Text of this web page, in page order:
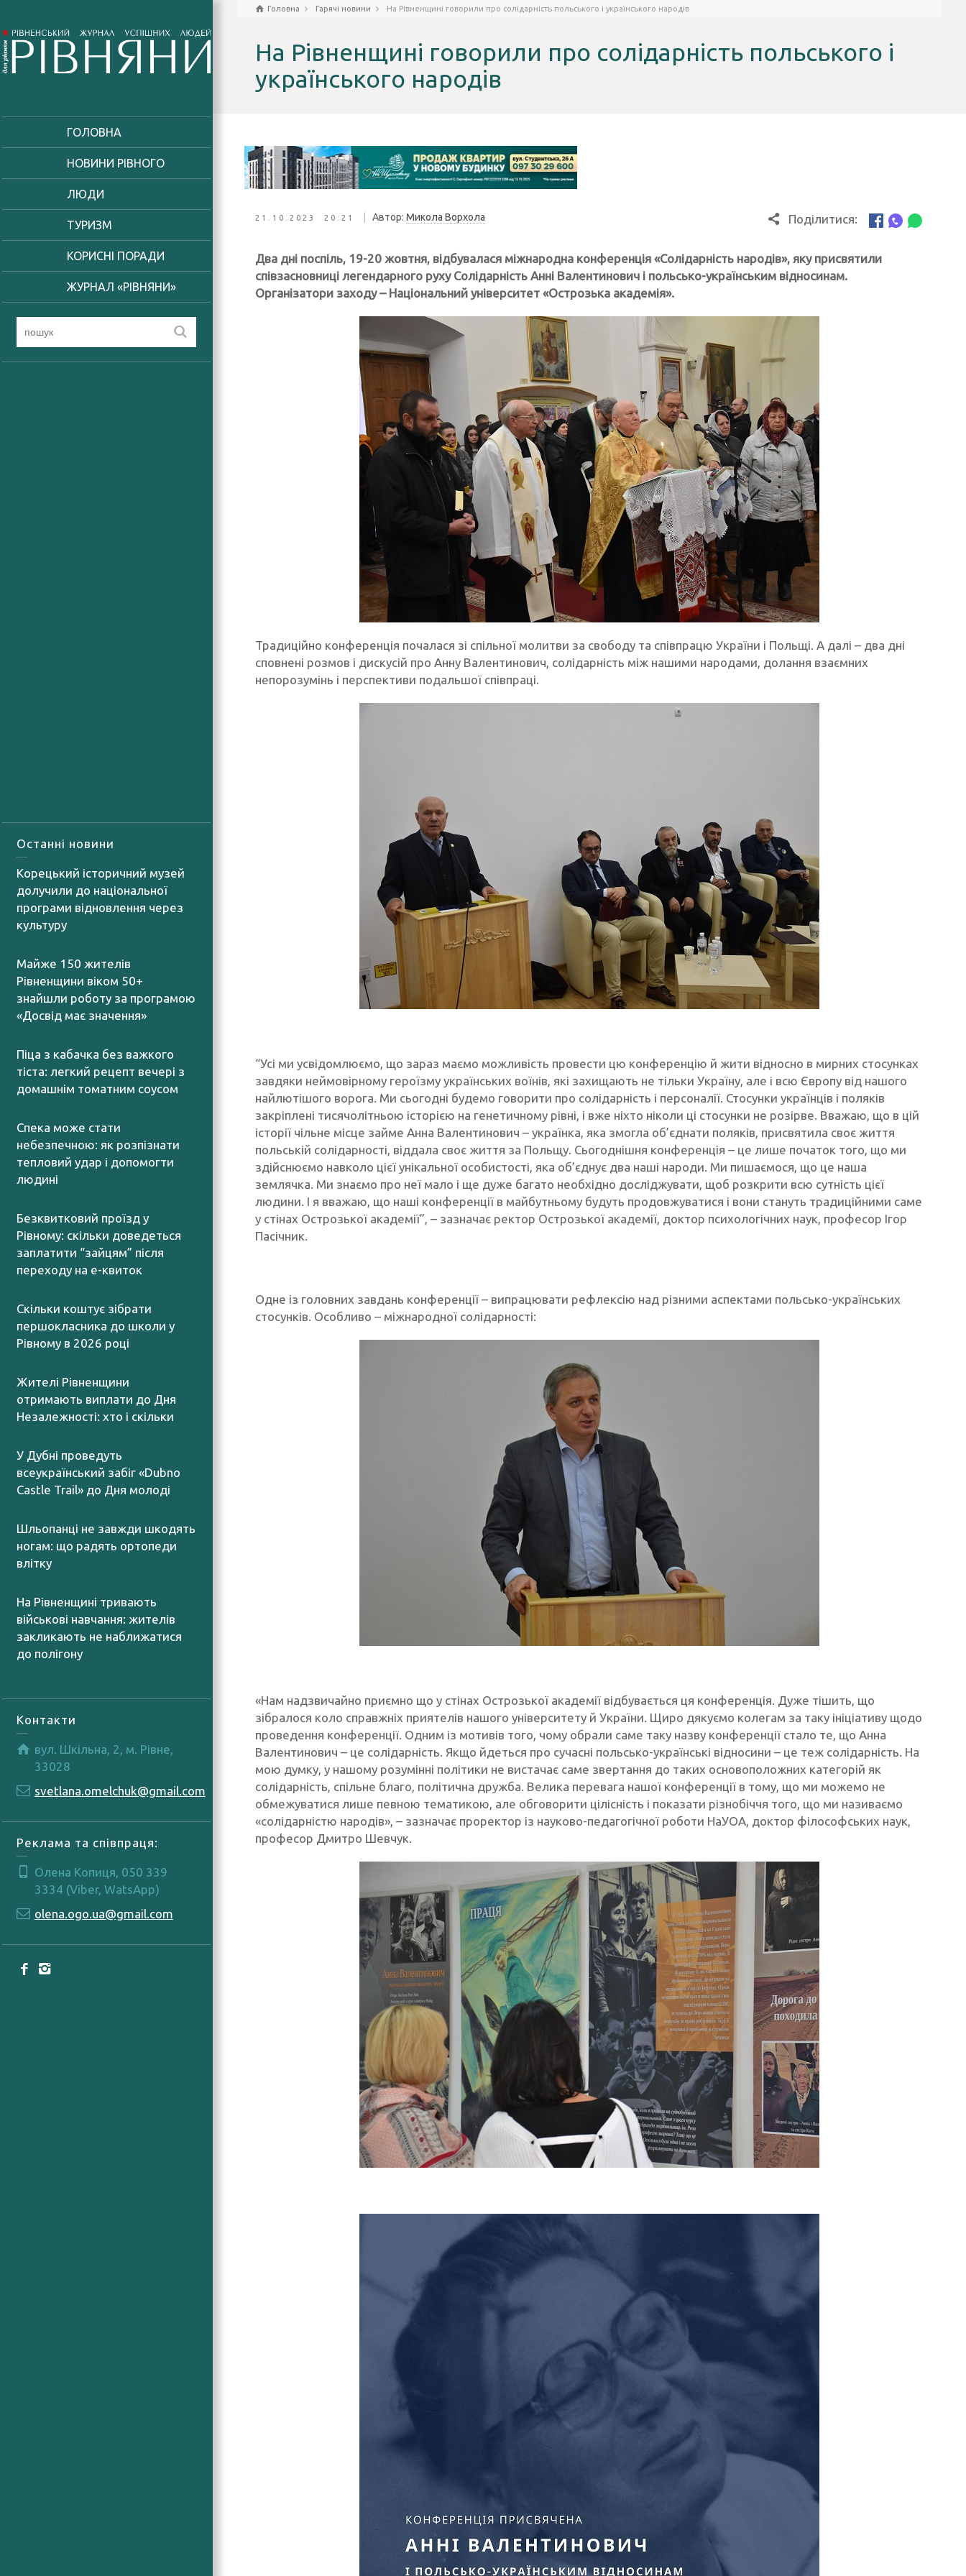
ГОЛОВНА
НОВИНИ РІВНОГО
ЛЮДИ
ТУРИЗМ
КОРИСНІ ПОРАДИ
ЖУРНАЛ «РІВНЯНИ»
Останні новини
Корецький історичний музей
долучили до національної
програми відновлення через
культуру
Майже 150 жителів
Рівненщини віком 50+
знайшли роботу за програмою
«Досвід має значення»
Піца з кабачка без важкого
тіста: легкий рецепт вечері з
домашнім томатним соусом
Спека може стати
небезпечною: як розпізнати
тепловий удар і допомогти
людині
Безквитковий проїзд у
Рівному: скільки доведеться
заплатити “зайцям” після
переходу на е-квиток
Скільки коштує зібрати
першокласника до школи у
Рівному в 2026 році
Жителі Рівненщини
отримають виплати до Дня
Незалежності: хто і скільки
У Дубні проведуть
всеукраїнський забіг «Dubno
Castle Trail» до Дня молоді
Шльопанці не завжди шкодять
ногам: що радять ортопеди
влітку
На Рівненщині тривають
військові навчання: жителів
закликають не наближатися
до полігону
Контакти
вул. Шкільна, 2, м. Рівне,
33028
svetlana.omelchuk@gmail.com
Реклама та співпраця:
Олена Копиця, 050 339
3334 (Viber, WatsApp)
olena.ogo.ua@gmail.com
Головна Гарячі новини На Рівненщині говорили про солідарність польського і українського народів
На Рівненщині говорили про солідарність польського і
українського народів
21.10.2023 20:21 Автор: Микола Ворхола Поділитися:
Два дні поспіль, 19-20 жовтня, відбувалася міжнародна конференція «Солідарність народів», яку присвятили
співзасновниці легендарного руху Солідарність Анні Валентинович і польсько-українським відносинам.
Організатори заходу – Національний університет «Острозька академія».
Традиційно конференція почалася зі спільної молитви за свободу та співпрацю України і Польщі. А далі – два дні
сповнені розмов і дискусій про Анну Валентинович, солідарність між нашими народами, долання взаємних
непорозумінь і перспективи подальшої співпраці.
“Усі ми усвідомлюємо, що зараз маємо можливість провести цю конференцію й жити відносно в мирних стосунках
завдяки неймовірному героїзму українських воїнів, які захищають не тільки Україну, але і всю Європу від нашого
найлютішого ворога. Ми сьогодні будемо говорити про солідарність і персоналії. Стосунки українців і поляків
закріплені тисячолітньою історією на генетичному рівні, і вже ніхто ніколи ці стосунки не розірве. Вважаю, що в цій
історії чільне місце займе Анна Валентинович – українка, яка змогла об’єднати поляків, присвятила своє життя
польській солідарності, віддала своє життя за Польщу. Cьогоднішня конференція – це лише початок того, що ми
здійснюємо навколо цієї унікальної особистості, яка об’єднує два наші народи. Ми пишаємося, що це наша
землячка. Ми знаємо про неї мало і ще дуже багато необхідно досліджувати, щоб розкрити всю сутність цієї
людини. І я вважаю, що наші конференції в майбутньому будуть продовжуватися і вони стануть традиційними саме
у стінах Острозької академії”, – зазначає ректор Острозької академії, доктор психологічних наук, професор Ігор
Пасічник.
Одне із головних завдань конференції – випрацювати рефлексію над різними аспектами польсько-українських
стосунків. Особливо – міжнародної солідарності:
«Нам надзвичайно приємно що у стінах Острозької академії відбувається ця конференція. Дуже тішить, що
зібралося коло справжніх приятелів нашого університету й України. Щиро дякуємо колегам за таку ініціативу щодо
проведення конференції. Одним із мотивів того, чому обрали саме таку назву конференції стало те, що Анна
Валентинович – це солідарність. Якщо йдеться про сучасні польсько-українські відносини – це теж солідарність. На
мою думку, у нашому розумінні політики не вистачає саме звертання до таких основоположних категорій як
солідарність, спільне благо, політична дружба. Велика перевага нашої конференції в тому, що ми можемо не
обмежуватися лише певною тематикою, але обговорити цілісність і показати різнобіччя того, що ми називаємо
«солідарністю народів», – зазначає проректор із науково-педагогічної роботи НаУОА, доктор філософських наук,
професор Дмитро Шевчук.